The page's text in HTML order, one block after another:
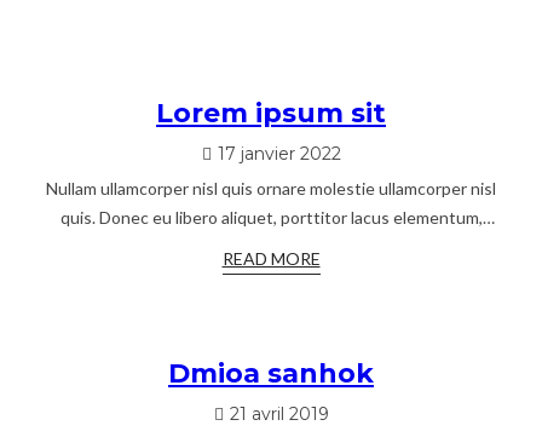
Lorem ipsum sit
17 janvier 2022
Nullam ullamcorper nisl quis ornare molestie ullamcorper nisl
quis. Donec eu libero aliquet, porttitor lacus elementum,
READ MORE
Dmioa sanhok
21 avril 2019